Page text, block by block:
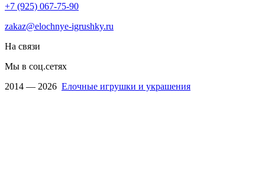
+7 (925) 067-75-90
zakaz@elochnye-igrushky.ru
На связи
Мы в соц.сетях
2014 — 2026 Елочные игрушки и украшения